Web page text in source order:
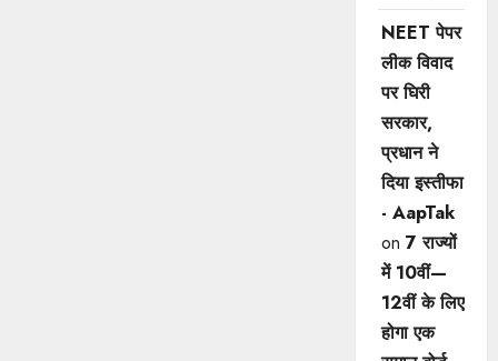
NEET पेपर
लीक विवाद
पर घिरी
सरकार,
प्रधान ने
दिया इस्तीफा
- AapTak
on 7 राज्यों
में 10वीं—
12वीं ​के लिए
होगा एक